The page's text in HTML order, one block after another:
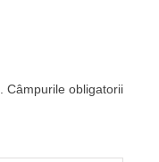
Câmpurile obligatorii